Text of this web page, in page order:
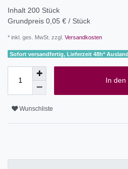
Inhalt 200 Stück
Grundpreis 0,05 € / Stück
* inkl. ges. MwSt. zzgl. Versandkosten
Sofort versandfertig, Lieferzeit 48h*
In den
Wunschliste